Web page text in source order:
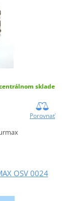
sklade
Porovnať
OSV 0024